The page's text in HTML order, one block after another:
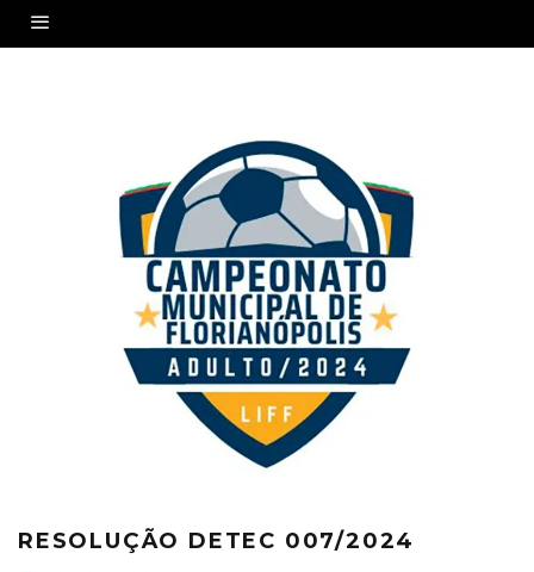
RESOLUÇÃO DETEC 007/2024